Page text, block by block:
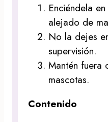
Enciéndela
alejado de
No la dejes
supervisión.
Mantén fuera
mascotas.
Contenido